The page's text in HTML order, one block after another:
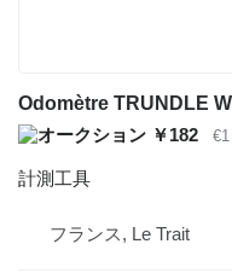
Odomètre TRUNDLE
￥182
€1
計測工具
フランス, Le Trait